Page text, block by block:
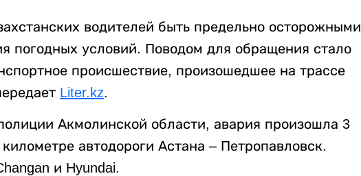
водителей быть предельно осторожными
погодных условий. Поводом для обращения стало
происшествие, произошедшее на трассе
Liter.kz.
Акмолинской области, авария произошла 3
автодороги Астана – Петропавловск.
и Hyundai.